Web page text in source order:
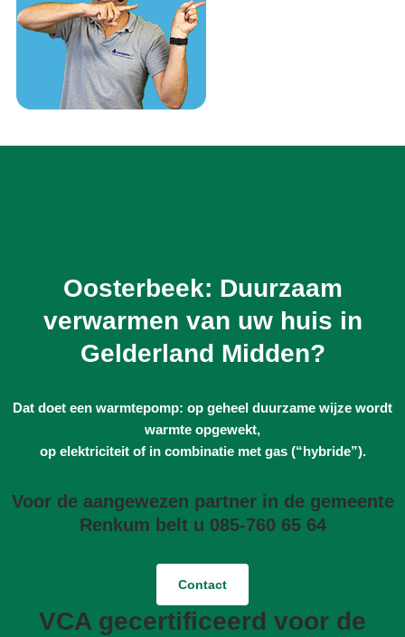
Oosterbeek: Duurzaam
verwarmen van uw huis in
Gelderland Midden?
Dat doet een warmtepomp: op geheel duurzame wijze wordt
warmte opgewekt,
op elektriciteit of in combinatie met gas (“hybride”).
Voor de aangewezen partner in de gemeente
Renkum belt u 085-760 65 64
Contact
VCA gecertificeerd voor de